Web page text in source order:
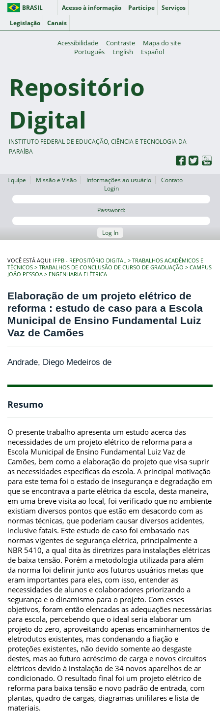
BRASIL Acesso à informação Participe
Serviços
Legislação
Canais
Acessibilidade Contraste
Mapa do site
Português
English Español
Repositório
Digital
INSTITUTO FEDERAL DE EDUCAÇÃO, CIÊNCIA E TECNOLOGIA DA
PARAÍBA
Equipe Missão e Visão Informações ao usuário
Contato
Login
Password:
Log In
VOCÊ ESTÁ AQUI: IFPB - REPOSITÓRIO DIGITAL
TRABALHOS ACADÊMICOS E
TÉCNICOS
TRABALHOS DE CONCLUSÃO DE CURSO DE GRADUAÇÃO
CAMPUS
JOÃO PESSOA
ENGENHARIA ELÉTRICA
Elaboração de um projeto elétrico de
reforma : estudo de caso para a Escola
Municipal de Ensino Fundamental Luiz
Vaz de Camões
Andrade, Diego Medeiros de
Resumo
O presente trabalho apresenta um estudo acerca das
necessidades de um projeto elétrico de reforma para a
Escola Municipal de Ensino Fundamental Luiz Vaz de
Camões, bem como a elaboração do projeto que visa suprir
as necessidades específicas da escola. A principal motivação
para este tema foi o estado de insegurança e degradação em
que se encontrava a parte elétrica da escola, desta maneira,
em uma breve visita ao local, foi verificado que no ambiente
existiam diversos pontos que estão em desacordo com as
normas técnicas, que poderiam causar diversos acidentes,
inclusive fatais. Este estudo de caso foi embasado nas
normas vigentes de segurança elétrica, principalmente a
NBR 5410, a qual dita às diretrizes para instalações elétricas
de baixa tensão. Porém a metodologia utilizada para além
da norma foi definir junto aos futuros usuários metas que
eram importantes para eles, com isso, entender as
necessidades de alunos e colaboradores priorizando a
segurança e o dinamismo para o projeto. Com esses
objetivos, foram então elencadas as adequações necessárias
para escola, percebendo que o ideal seria elaborar um
projeto do zero, aproveitando apenas encaminhamentos de
eletrodutos existentes, mas condenando a fiação e
proteções existentes, não devido somente ao desgaste
destes, mas ao futuro acréscimo de carga e novos circuitos
elétricos devido à instalação de 34 novos aparelhos de ar
condicionado. O resultado final foi um projeto elétrico de
reforma para baixa tensão e novo padrão de entrada, com
plantas, quadro de cargas, diagramas unifilares e lista de
materiais.